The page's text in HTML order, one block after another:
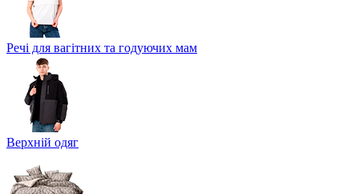
Речі для вагітних та годуючих мам
Верхній одяг